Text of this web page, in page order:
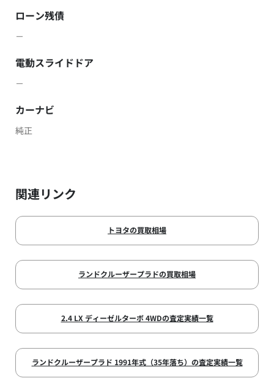
ローン残債
－
電動スライドドア
－
カーナビ
純正
関連リンク
トヨタの買取相場
ランドクルーザープラドの買取相場
2.4 LX ディーゼルターボ 4WDの査定実績一覧
ランドクルーザープラド 1991年式（35年落ち）の査定実績一覧